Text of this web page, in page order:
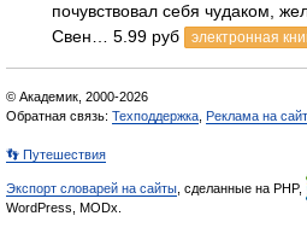
почувствовал себя чудаком,
Свен… 5.99 руб
электронная
© Академик, 2000-2026
Обратная связь: Техподдержка Реклама на
👣 Путешествия
Экспорт словарей на сайты , сделанные на PHP,
WordPress, MODx.